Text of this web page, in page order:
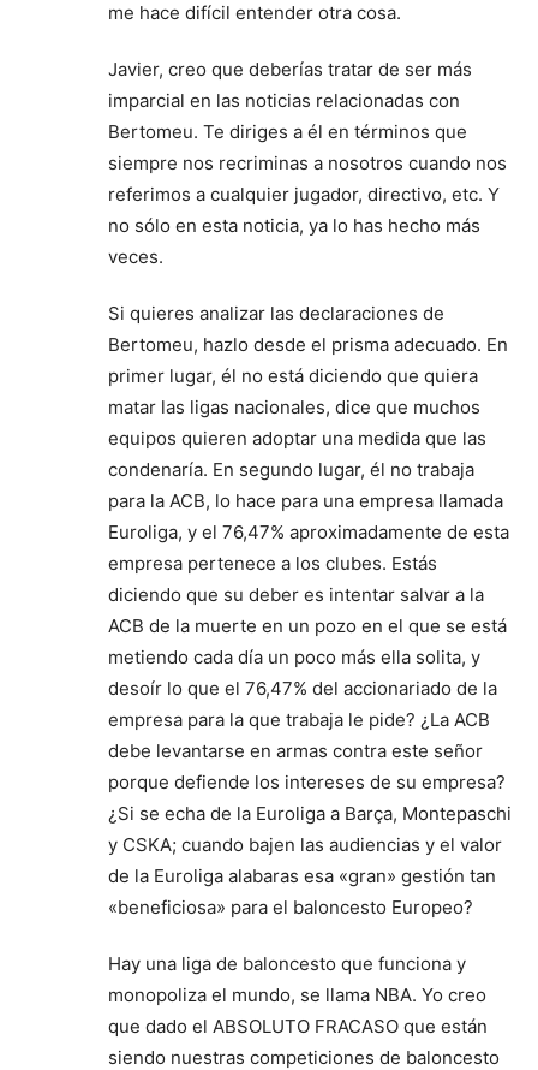
me hace difícil entender otra cosa.
Javier, creo que deberías tratar de ser más
imparcial en las noticias relacionadas con
Bertomeu. Te diriges a él en términos que
siempre nos recriminas a nosotros cuando nos
referimos a cualquier jugador, directivo, etc. Y
no sólo en esta noticia, ya lo has hecho más
veces.
Si quieres analizar las declaraciones de
Bertomeu, hazlo desde el prisma adecuado. En
primer lugar, él no está diciendo que quiera
matar las ligas nacionales, dice que muchos
equipos quieren adoptar una medida que las
condenaría. En segundo lugar, él no trabaja
para la ACB, lo hace para una empresa llamada
Euroliga, y el 76,47% aproximadamente de esta
empresa pertenece a los clubes. Estás
diciendo que su deber es intentar salvar a la
ACB de la muerte en un pozo en el que se está
metiendo cada día un poco más ella solita, y
desoír lo que el 76,47% del accionariado de la
empresa para la que trabaja le pide? ¿La ACB
debe levantarse en armas contra este señor
porque defiende los intereses de su empresa?
¿Si se echa de la Euroliga a Barça, Montepaschi
y CSKA; cuando bajen las audiencias y el valor
de la Euroliga alabaras esa «gran» gestión tan
«beneficiosa» para el baloncesto Europeo?
Hay una liga de baloncesto que funciona y
monopoliza el mundo, se llama NBA. Yo creo
que dado el ABSOLUTO FRACASO que están
siendo nuestras competiciones de baloncesto